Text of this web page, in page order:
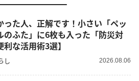
った人、正解です！小さい「ペッ
のふた」に6枚も入った「防災対
な活用術3選】
し 2026.08.06